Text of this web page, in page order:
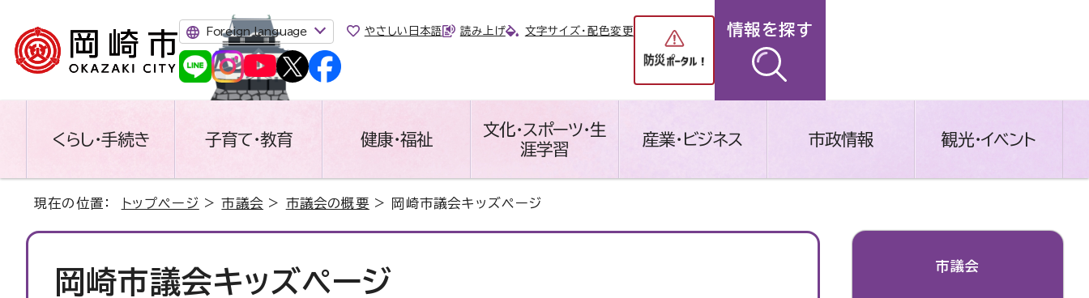
Foreign language やさしい日本語 読み上げ 文字サイズ・配色変更 情報を探す
くらし・手続き 子育て・教育 健康・福祉
文化・スポーツ・生
涯学習
産業・ビジネス 市政情報 観光・イベント
現在の位置： トップページ >市議会 > 市議会の概要 > 岡崎市議会キッズページ
岡崎市議会キッズページ
市議会